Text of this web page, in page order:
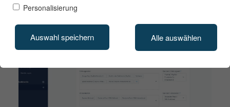
Personalisierung
Auswahl speichern Alle auswählen